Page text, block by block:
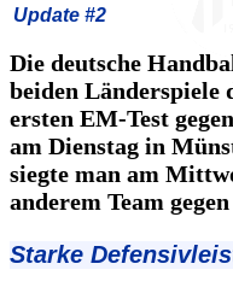
Update #2
Die deutsche
beiden Länderspiele
ersten EM-Test
am Dienstag in
siegte man am
anderem Team
Starke